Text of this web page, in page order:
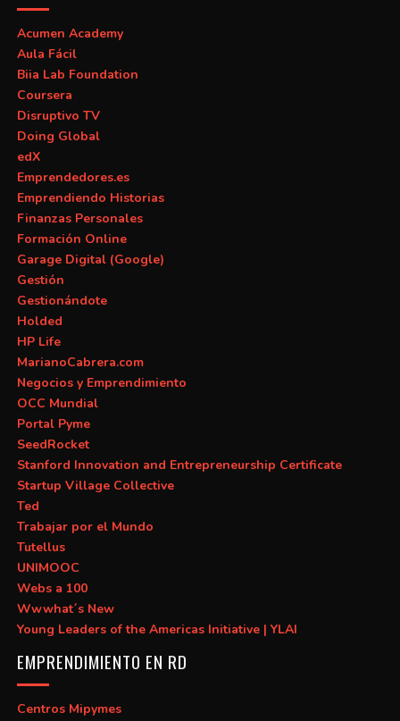
Acumen Academy
Aula Fácil
Biia Lab Foundation
Coursera
Disruptivo TV
Doing Global
edX
Emprendedores.es
Emprendiendo Historias
Finanzas Personales
Formación Online
Garage Digital (Google)
Gestión
Gestionándote
Holded
HP Life
MarianoCabrera.com
Negocios y Emprendimiento
OCC Mundial
Portal Pyme
SeedRocket
Stanford Innovation and Entrepreneurship Certificate
Startup Village Collective
Ted
Trabajar por el Mundo
Tutellus
UNIMOOC
Webs a 100
Wwwhat´s New
Young Leaders of the Americas Initiative | YLAI
EMPRENDIMIENTO EN RD
Centros Mipymes